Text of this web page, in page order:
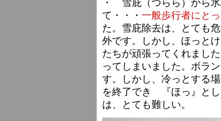
て・・・ 一般歩行者にと
た。雪庇除去は、とても
外です。しかし、ほっと
たちが頑張ってくれまし
ってしまいました。ボラ
す。しかし、冷っとする
を終了でき 『ほっ』と
は、とても難しい。